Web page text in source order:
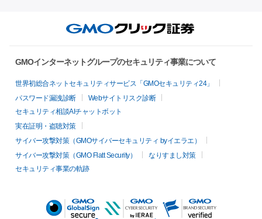
GMOインターネットグループのセキュリティ事業について
世界初総合ネットセキュリティサービス「GMOセキュリティ24」
パスワード漏洩診断
Webサイトリスク診断
セキュリティ相談AIチャットボット
実在証明・盗聴対策
サイバー攻撃対策（GMOサイバーセキュリティ byイエラエ）
サイバー攻撃対策（GMO Flatt Security）
なりすまし対策
セキュリティ事業の軌跡